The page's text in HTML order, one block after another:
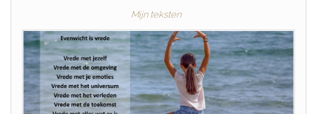
Mijn teksten